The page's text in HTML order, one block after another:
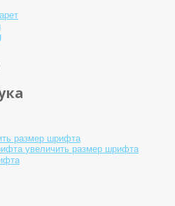
размер шрифта
увеличить размер шрифта